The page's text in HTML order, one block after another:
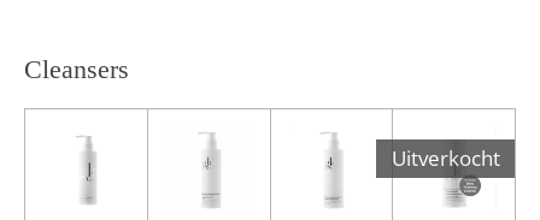
Cleansers
Uitverkocht